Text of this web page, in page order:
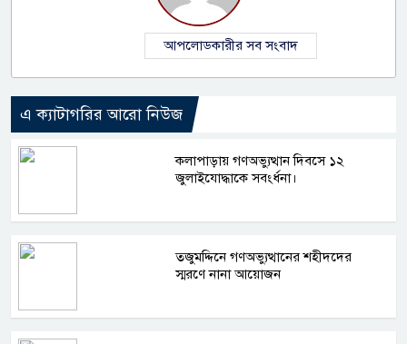
আপলোডকারীর সব সংবাদ
এ ক্যাটাগরির আরো নিউজ
কলাপাড়ায় গণঅভ্যুত্থান দিবসে ১২
জুলাইযোদ্ধাকে সবংর্ধনা।
তজুমদ্দিনে গণঅভ্যুত্থানের শহীদদের
স্মরণে নানা আয়োজন